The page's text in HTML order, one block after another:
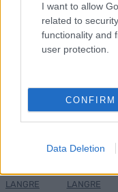
I want to allow
related to
functionality and
user protection.
CONFIRM
Data Deletion
verde
nsmes
gå
sprint
LANGRE
sjette
strake
disse
går
OL-
ila for
LANGRE